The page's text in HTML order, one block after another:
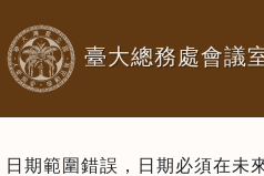
臺大總務處會議
日期範圍錯誤，日期必須在